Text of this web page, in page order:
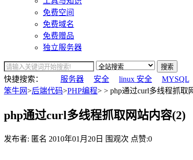
免费空间
免费域名
免费赠品
独立服务器
搜索
快捷搜索： 服务器 安全 linux 安全 MYSQL
笨牛网>后端代码>PHP编程> > php通过curl多线程抓取
php通过curl多线程抓取网站内容(2)
发布者: 匿名 2010年01月20日 围观次 点赞:0